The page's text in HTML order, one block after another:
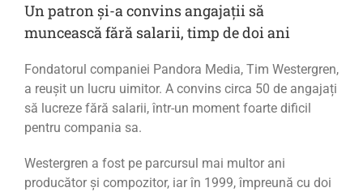
Un patron și-a convins angajații să
muncească fără salarii, timp de doi ani
Fondatorul companiei Pandora Media, Tim Westergren,
a reușit un lucru uimitor. A convins circa 50 de angajați
să lucreze fără salarii, într-un moment foarte dificil
pentru compania sa.
Westergren a fost pe parcursul mai multor ani
producător şi compozitor, iar în 1999, împreună cu doi